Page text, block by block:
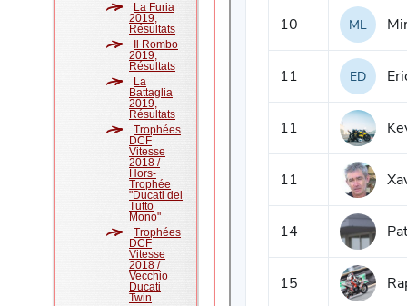
La Furia
2019,
Résultats
Il Rombo
2019,
Résultats
La
Battaglia
2019,
Résultats
Trophées
DCF
Vitesse
2018 /
Hors-
Trophée
"Ducati del
Tutto
Mono"
Trophées
DCF
Vitesse
2018 /
Vecchio
Ducati
Twin